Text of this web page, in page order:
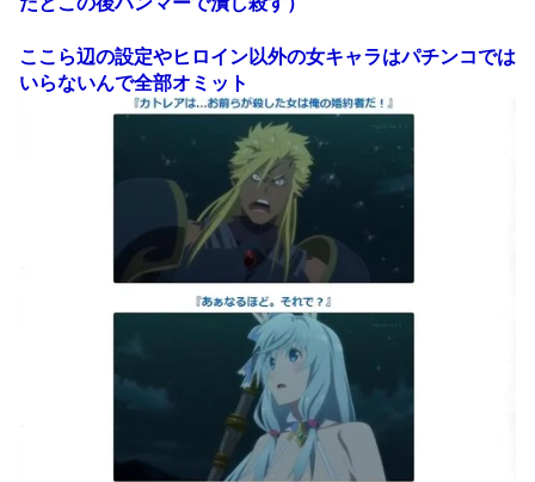
ここら辺の設定やヒロイン以外の女キャラはパチンコでは
いらないんで全部オミット